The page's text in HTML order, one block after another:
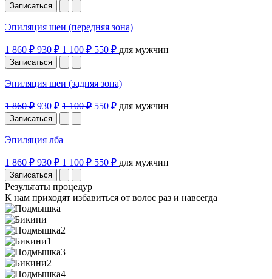
Записаться
Эпиляция шеи (передняя зона)
1 860 ₽ 930 ₽ 1 100 ₽ 550 ₽ для мужчин
Записаться
Эпиляция шеи (задняя зона)
1 860 ₽ 930 ₽ 1 100 ₽ 550 ₽ для мужчин
Записаться
Эпиляция лба
1 860 ₽ 930 ₽ 1 100 ₽ 550 ₽ для мужчин
Записаться
Результаты процедур
К нам приходят избавиться от волос раз и навсегда